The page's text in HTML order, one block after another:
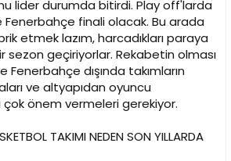
lider durumda bitirdi. Play off'larda
finali olacak. Bu arada
etmek lazım, harcadıkları paraya
sezon geçiriyorlar. Rekabetin olması
dışında takımların
ve altyapıdan oyuncu
önem vermeleri gerekiyor.
TAKIMI NEDEN SON YILLARDA